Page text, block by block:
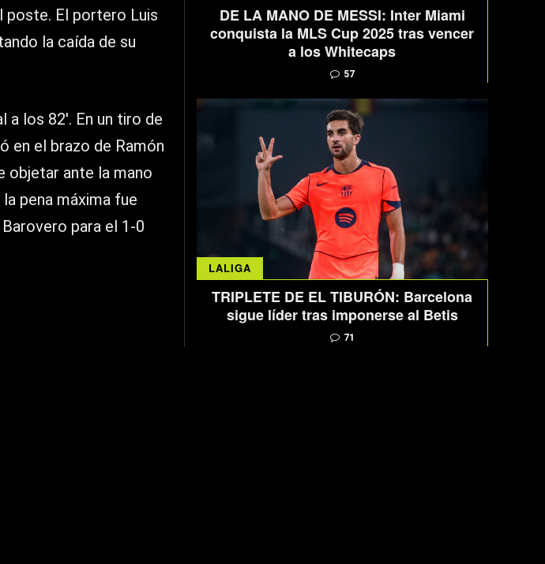
poste. El portero Luis
la caída de su
los 82′. En un tiro de
en el brazo de Ramón
objetar ante la mano
pena máxima fue
para el 1-0
DE LA MANO DE MESSI: Inter Miami
conquista la MLS Cup 2025 tras vencer
a los Whitecaps
57
LALIGA
TRIPLETE DE EL TIBURÓN: Barcelona
sigue líder tras imponerse al Betis
71